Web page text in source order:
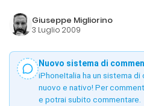
Giuseppe Migliorino
3 Luglio 2009
Nuovo sistema di
iPhoneItalia ha un sistema
nuovo e nativo! Per
e potrai subito commentare.